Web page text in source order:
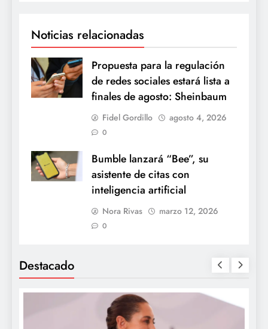
Noticias relacionadas
Propuesta para la regulación
de redes sociales estará lista a
finales de agosto: Sheinbaum
Fidel Gordillo agosto 4, 2026
0
Bumble lanzará “Bee”, su
asistente de citas con
inteligencia artificial
Nora Rivas marzo 12, 2026
0
Destacado